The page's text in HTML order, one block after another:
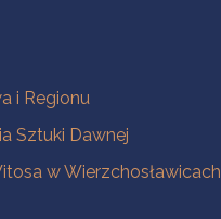
i Regionu
Sztuki Dawnej
w Wierzchosławicach